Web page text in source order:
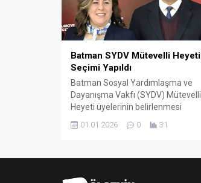
Batman SYDV Mütevelli Heyeti
Seçimi Yapıldı
Batman Sosyal Yardımlaşma ve
Dayanışma Vakfı (SYDV) Mütevelli
Heyeti üyelerinin belirlenmesi
amacıyla seçim gerçekleştirildi. Sivil
toplum kuruluşu temsilcilerinin
01.01.2026 0 31